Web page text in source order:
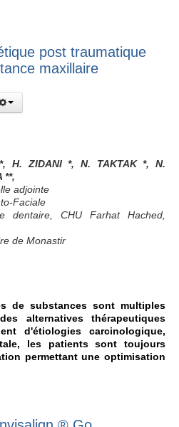
post traumatique
maxillaire
H. ZIDANI *, N. TAKTAK *, N.
**,
adjointe
Faciale
dentaire, CHU Farhat Hached,
de Monastir
de substances sont multiples
alternatives thérapeutiques
d'étiologies carcinologique,
les patients sont toujours
permettant une optimisation